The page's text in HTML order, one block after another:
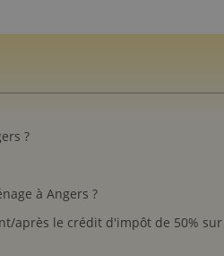
?​
à Angers ?
après le crédit d'impôt de 50% sur